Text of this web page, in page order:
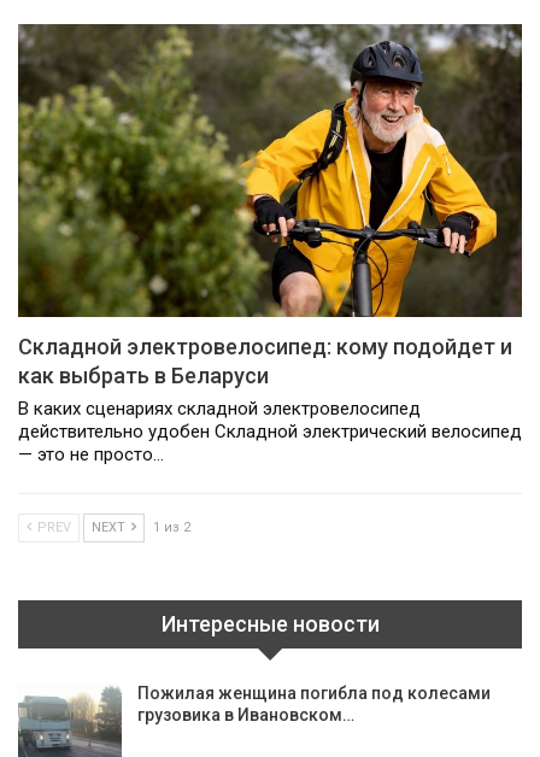
Складной электровелосипед: кому подойдет и
как выбрать в Беларуси
В каких сценариях складной электровелосипед
действительно удобен Складной электрический велосипед
— это не просто…
PREV NEXT 1 из 2
Интересные новости
Пожилая женщина погибла под колесами
грузовика в Ивановском…